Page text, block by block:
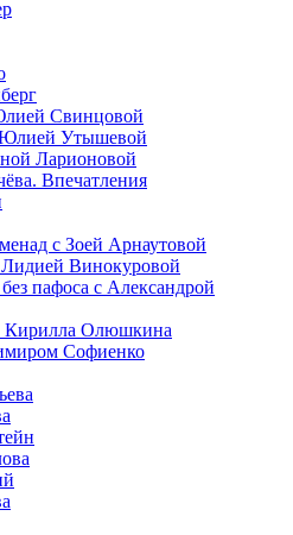
Свинцовой
Юлией Утышевой
Ларионовой
Впечатления
с Зоей Арнаутовой
Винокуровой
пафоса с Александрой
Кирилла Олюшкина
Софиенко